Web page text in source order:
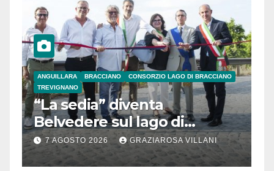
ANGUILLARA BRACCIANO
CONSORZIO LAGO DI BRACCIANO
TREVIGNANO
“La sedia” diventa
Belvedere sul lago di
Bracciano: ieri
l’inaugurazione
7 AGOSTO 2026 GRAZIAROSA VILLANI